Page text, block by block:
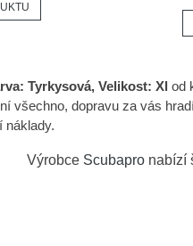
Tyrkysová, Velikost: Xl od
všechno, dopravu za vás
náklady.
Výrobce Scubapronabízí